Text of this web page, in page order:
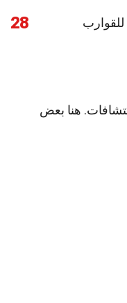
28
هنا بعض